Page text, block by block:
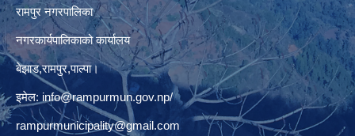
रामपुर नगरपालिका
नगरकार्यपालिकाको कार्यालय
बेझाड,रामपुर,पाल्पा।
इमेल: info@rampurmun.gov.np/
rampurmunicipality@gmail.com